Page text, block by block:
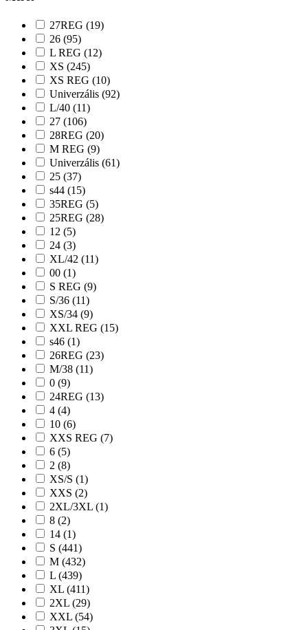
27REG (19)
26 (95)
L REG (12)
XS (245)
XS REG (10)
Univerzális (92)
L/40 (11)
27 (106)
28REG (20)
M REG (9)
Univerzális (61)
25 (37)
s44 (15)
35REG (5)
25REG (28)
12 (5)
24 (3)
XL/42 (11)
00 (1)
S REG (9)
S/36 (11)
XS/34 (9)
XXL REG (15)
s46 (1)
26REG (23)
M/38 (11)
0 (9)
24REG (13)
4 (4)
10 (6)
XXS REG (7)
6 (5)
2 (8)
XS/S (1)
XXS (2)
2XL/3XL (1)
8 (2)
14 (1)
S (441)
M (432)
L (439)
XL (411)
2XL (29)
XXL (54)